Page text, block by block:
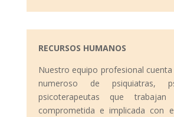
RECURSOS HUMANOS
Nuestro equipo profesional
numeroso de psiquiatras,
psicoterapeutas que
comprometida e implicada con